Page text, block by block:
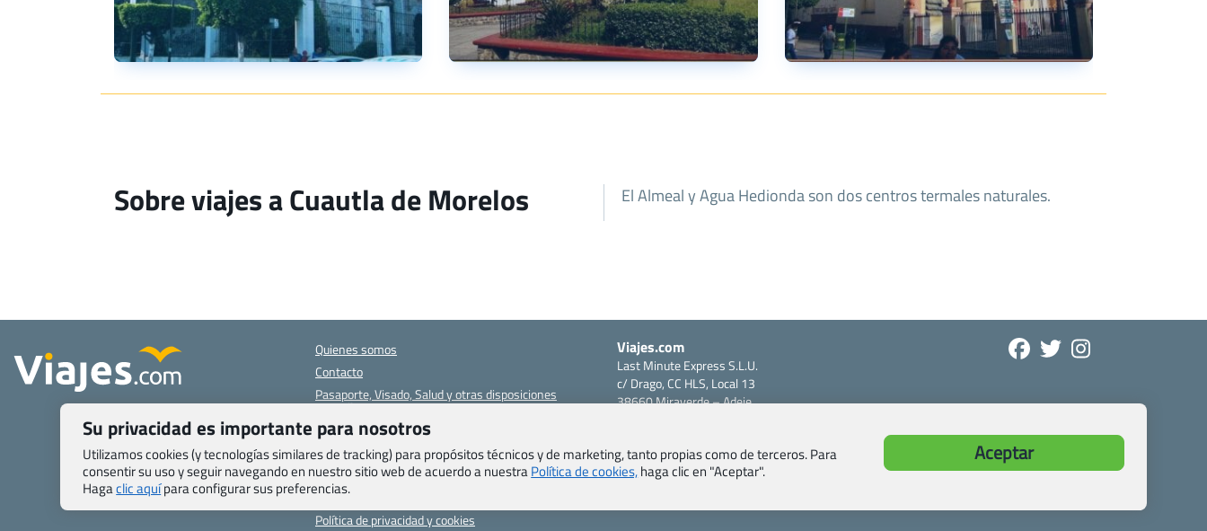
Sobre viajes a Cuautla de Morelos El Almeal y Agua Hedionda son dos centros termales naturales.
Quienes somos
Contacto
Pasaporte, Visado, Salud y otras disposiciones
específicas
Blog de Viajes.com
Registro de agencias
Preguntas frecuentes
Condiciones generales
Política de privacidad y cookies
Viajes.com
Last Minute Express S.L.U.
c/ Drago, CC HLS, Local 13
38660 Miraverde – Adeje
Tfno: +34 922-97-17-27
Su privacidad es importante para nosotros
Utilizamos cookies (y tecnologías similares de tracking) para propósitos técnicos y de marketing, tanto propias como de terceros. Para
consentir su uso y seguir navegando en nuestro sitio web de acuerdo a nuestraPolítica de cookies,haga clic en "Aceptar".
Hagaclic aquípara configurar sus preferencias.
Aceptar